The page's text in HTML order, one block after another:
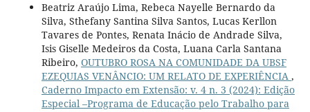
Beatriz Araújo Lima, Rebeca Nayelle Bernardo da
Silva, Sthefany Santina Silva Santos, Lucas Kerllon
Tavares de Pontes, Renata Inácio de Andrade Silva,
Isis Giselle Medeiros da Costa, Luana Carla Santana
Ribeiro, OUTUBRO ROSA NA COMUNIDADE DA UBSF
EZEQUIAS VENÂNCIO: UM RELATO DE EXPERIÊNCIA ,
Caderno Impacto em Extensão: v. 4 n. 3 (2024): Edição
Especial –Programa de Educação pelo Trabalho para